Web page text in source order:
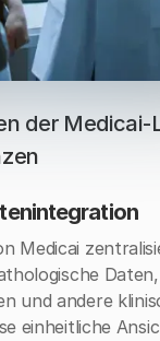
der Medicai-
Medicai
und andere
einheitliche